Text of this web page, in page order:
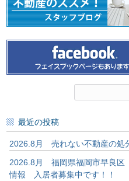
最近の投稿
2026.8月 売れない不動産の処
2026.8月 福岡県福岡市早良区
情報 入居者募集中です！！